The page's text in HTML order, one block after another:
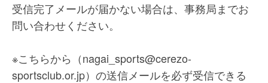
受信完了メールが届かない場合は、事務局までお
問い合わせください。
※こちらから（nagai_sports@cerezo-
sportsclub.or.jp）の送信メールを必ず受信できる